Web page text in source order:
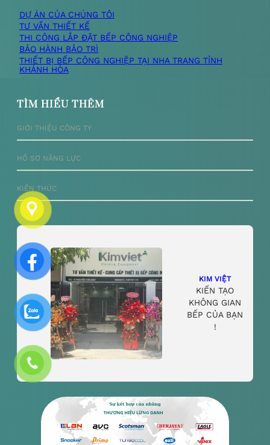
m
k
i
ế
m
DỰ ÁN CỦA CHÚNG TÔI
TƯ VẤN THIẾT KẾ
THI CÔNG LẮP ĐẶT BẾP CÔNG NGHIỆP
BẢO HÀNH BẢO TRÌ
THIẾT BỊ BẾP CÔNG NGHIỆP TẠI NHA TRANG TỈNH
KHÁNH HÒA
TÌM HIỂU THÊM
GIỚI THIỆU CÔNG TY
HỒ SƠ NĂNG LỰC
KIẾN THỨC
KIM VIỆT
KIẾN TẠO
KHÔNG GIAN
BẾP CỦA BẠN
!